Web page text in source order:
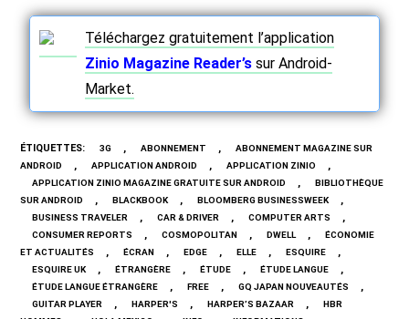
Téléchargez gratuitement l’application
Zinio Magazine Reader’s sur Android-
Market.
ÉTIQUETTES: 3G , ABONNEMENT ,
ABONNEMENT MAGAZINE SUR
ANDROID
, APPLICATION ANDROID , APPLICATION ZINIO ,
APPLICATION ZINIO MAGAZINE GRATUITE SUR ANDROID ,
BIBLIOTHÈQUE
SUR ANDROID
, BLACKBOOK , BLOOMBERG BUSINESSWEEK ,
BUSINESS TRAVELER , CAR & DRIVER , COMPUTER ARTS ,
CONSUMER REPORTS , COSMOPOLITAN , DWELL ,
ÉCONOMIE
ET ACTUALITÉS
, ÉCRAN , EDGE , ELLE , ESQUIRE ,
ESQUIRE UK , ÉTRANGÈRE , ÉTUDE , ÉTUDE LANGUE ,
ÉTUDE LANGUE ÉTRANGÈRE , FREE , GQ JAPAN NOUVEAUTÉS ,
GUITAR PLAYER , HARPER'S , HARPER’S BAZAAR ,
HBR